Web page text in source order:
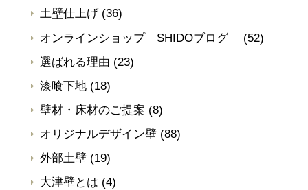
土壁仕上げ (36)
オンラインショップ SHIDOブログ
(52)
選ばれる理由 (23)
漆喰下地 (18)
壁材・床材のご提案 (8)
オリジナルデザイン壁 (88)
外部土壁 (19)
大津壁とは (4)